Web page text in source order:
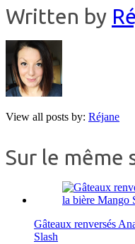
Written by
View all posts by: Réjane
Sur le même
Gâteaux renversés
Slash